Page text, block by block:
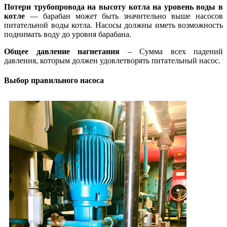
Потери трубопровода на высоту котла на уровень воды в
котле — барабан может быть значительно выше насосов
питательной воды котла. Насосы должны иметь возможность
поднимать воду до уровня барабана.
Общее давление нагнетания – Сумма всех падений
давления, которым должен удовлетворять питательный насос.
Выбор правильного насоса